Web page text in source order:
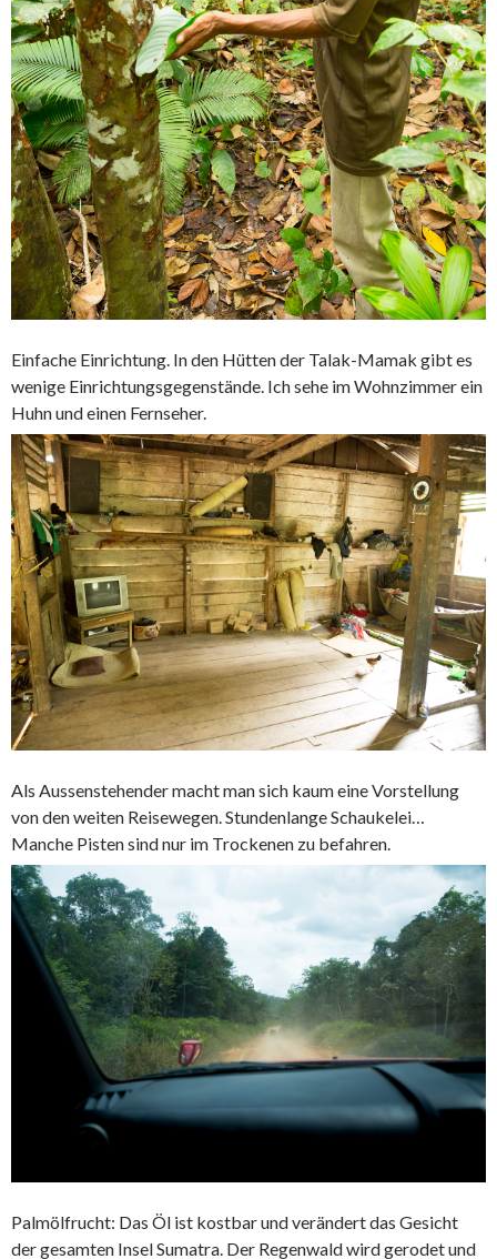
Einfache Einrichtung. In den Hütten der Talak-Mamak gibt es
wenige Einrichtungsgegenstände. Ich sehe im Wohnzimmer ein
Huhn und einen Fernseher.
Als Aussenstehender macht man sich kaum eine Vorstellung
von den weiten Reisewegen. Stundenlange Schaukelei…
Manche Pisten sind nur im Trockenen zu befahren.
Palmölfrucht: Das Öl ist kostbar und verändert das Gesicht
der gesamten Insel Sumatra. Der Regenwald wird gerodet und